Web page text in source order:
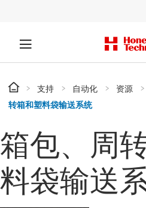
支持 自动化 资源
转箱和塑料袋输送系统
箱包、周
料袋输送